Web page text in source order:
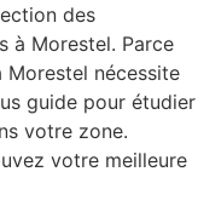
des
à Morestel. Parce
Morestel nécessite
guide pour étudier
votre zone.
votre meilleure